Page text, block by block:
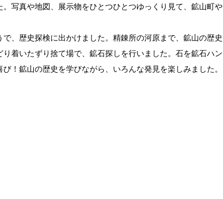
写真や地図、展示物をひとつひとつゆっくり見て、鉱山町や
、歴史探検に出かけました。精錬所の河原まで、鉱山の歴史
着いたずり捨て場で、鉱石探しを行いました。石を鉱石ハン
！鉱山の歴史を学びながら、いろんな発見を楽しみました。